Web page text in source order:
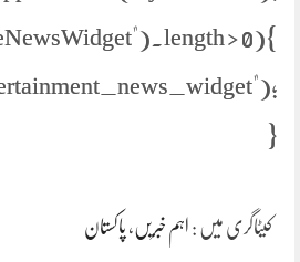
> 0){
}
کیٹاگری میں : اہم خبریں ، پاکستان